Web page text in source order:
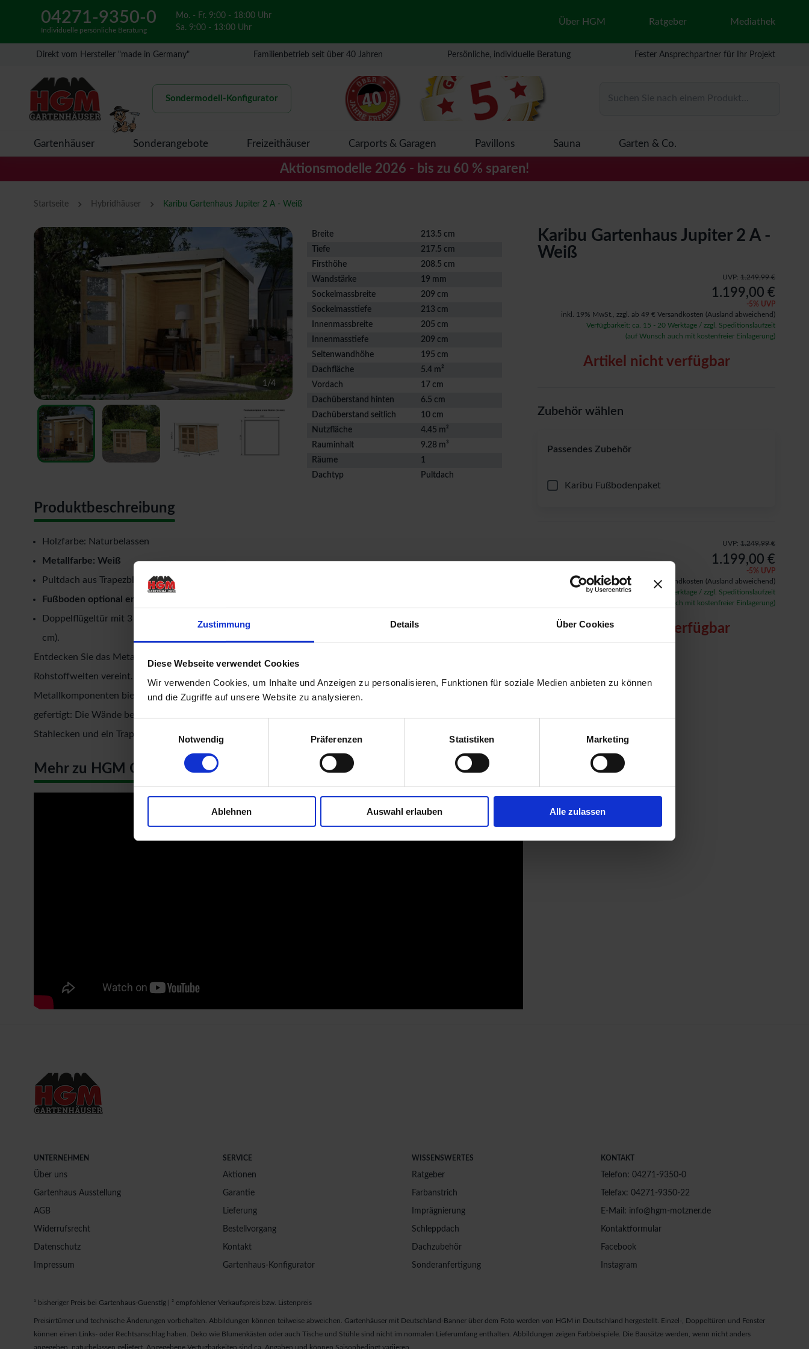
Zustimmung Details Über Cookies
Diese Webseite verwendet Cookies
Wir verwenden Cookies, um Inhalte und Anzeigen zu personalisieren, Funktionen für soziale Medien anbieten zu können
und die Zugriffe auf unsere Website zu analysieren.
Notwendig
Präferenzen Statistiken Marketing
Ablehnen Auswahl erlauben Alle zulassen
04271-9350-0
Individuelle persönliche Beratung
Mo. - Fr. 9:00 - 18:00 Uhr
Sa. 9:00 - 13:00 Uhr
Über HGM Ratgeber Mediathek
Direkt vom Hersteller "made in Germany" Familienbetrieb seit über 40 Jahren Persönliche, individuelle Beratung Fester Ansprechpartner für Ihr Projekt
Sondermodell-Konfigurator Suchen Sie nach einem Produkt...
Gartenhäuser Sonderangebote Freizeithäuser Carports & Garagen Pavillons Sauna Garten & Co.
Aktionsmodelle 2026 - bis zu 60 % sparen!
Startseite › Hybridhäuser › Karibu Gartenhaus Jupiter 2 A - Weiß
1/4
Breite
213.5 cm
Tiefe
217.5 cm
Firsthöhe
208.5 cm
Wandstärke
19 mm
Sockelmassbreite
209 cm
Sockelmasstiefe
213 cm
Innenmassbreite
205 cm
Innenmasstiefe
209 cm
Seitenwandhöhe
195 cm
Dachfläche
5.4 m²
Vordach
17 cm
Dachüberstand hinten
6.5 cm
Dachüberstand seitlich
10 cm
Nutzfläche
4.45 m²
Rauminhalt
9.28 m³
Räume
1
Dachtyp
Pultdach
Produktbeschreibung
Holzfarbe: Naturbelassen
Metallfarbe: Weiß
Pultdach aus Trapezblech
Fußboden optional erhältlich
Doppelflügeltür mit 3 Lichtausschnitten aus Kunstglas pro Türflügel, Metallrahmen und Zylinderschloss (142 x 175
cm).
Entdecken Sie das Metall-Holzgartenhaus von Karibu – ein einzigartiges Hybrid-Gartenhaus, das die Vorteile zweier
Rohstoffwelten vereint. Mit einer beeindruckenden Wandstärke von 19 mm und 0,5 mm starken
Metallkomponenten bietet es unschlagbare Produktvorteile. Das Gartenhaus wird aus hochwertigen Materialien
gefertigt: Die Wände bestehen aus nordischer Fichte, bekannt für ihre natürliche Schönheit und Robustheit.
Stahlecken und ein Trapezblechdach verleihen dem Design einen modernen Touch.
Mehr zu HGM Gartenhäuser
Karibu Gartenhaus Jupiter 2 A -
Weiß
UVP: 1.249,99 €
1.199,00 €
-5% UVP
inkl. 19% MwSt., zzgl. ab 49 € Versandkosten (Ausland abweichend)
Verfügbarkeit: ca. 15 - 20 Werktage / zzgl. Speditionslaufzeit
(auf Wunsch auch mit kostenfreier Einlagerung)
Artikel nicht verfügbar
Zubehör wählen
Passendes Zubehör
Karibu Fußbodenpaket
UVP: 1.249,99 €
1.199,00 €
-5% UVP
inkl. 19% MwSt.,zzgl. ab 49 € Versandkosten (Ausland abweichend)
Verfügbarkeit: ca. 15 - 20 Werktage / zzgl. Speditionslaufzeit
(auf Wunsch auch mit kostenfreier Einlagerung)
Artikel nicht verfügbar
UNTERNEHMEN
Über uns
Gartenhaus Ausstellung
AGB
Widerrufsrecht
Datenschutz
Impressum
SERVICE
Aktionen
Garantie
Lieferung
Bestellvorgang
Kontakt
Gartenhaus-Konfigurator
WISSENSWERTES
Ratgeber
Farbanstrich
Imprägnierung
Schleppdach
Dachzubehör
Sonderanfertigung
KONTAKT
Telefon: 04271-9350-0
Telefax: 04271-9350-22
E-Mail: info@hgm-motzner.de
Kontaktformular
Facebook
Instagram
¹ bisheriger Preis bei Gartenhaus-Guenstig | ² empfohlener Verkaufspreis bzw. Listenpreis
Preisirrtümer und technische Änderungen vorbehalten. Abbildungen können teilweise abweichen. Gartenhäuser mit Deutschland-Banner über dem Foto werden von HGM in Deutschland hergestellt. Einzel-, Doppeltüren und Fenster
können einen Links- oder Rechtsanschlag haben. Deko wie Blumenkästen oder auch Tische und Stühle sind nicht im normalen Lieferumfang enthalten. Abbildungen zeigen Farbbeispiele. Die Bausätze werden, wenn nicht anders
angegeben, naturbelassen geliefert. Angegebene Verfugbarkeiten sind ca. Angaben und können Saisonbedingt variieren